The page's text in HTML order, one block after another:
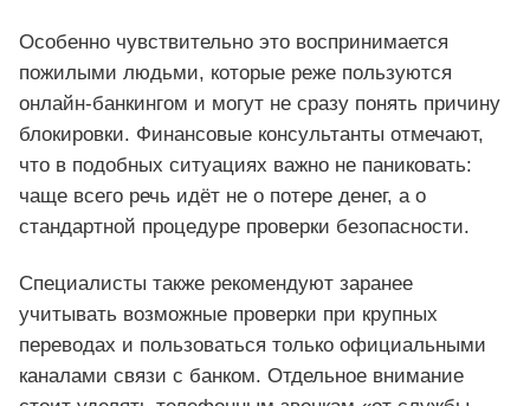
Особенно чувствительно это воспринимается
пожилыми людьми, которые реже пользуются
онлайн-банкингом и могут не сразу понять причину
блокировки. Финансовые консультанты отмечают,
что в подобных ситуациях важно не паниковать:
чаще всего речь идёт не о потере денег, а о
стандартной процедуре проверки безопасности.
Специалисты также рекомендуют заранее
учитывать возможные проверки при крупных
переводах и пользоваться только официальными
каналами связи с банком. Отдельное внимание